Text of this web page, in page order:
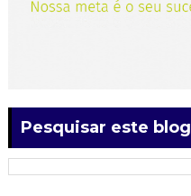
Pesquisar este blog